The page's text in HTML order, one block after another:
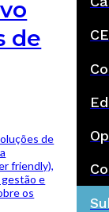
de
de
friendly),
e
os